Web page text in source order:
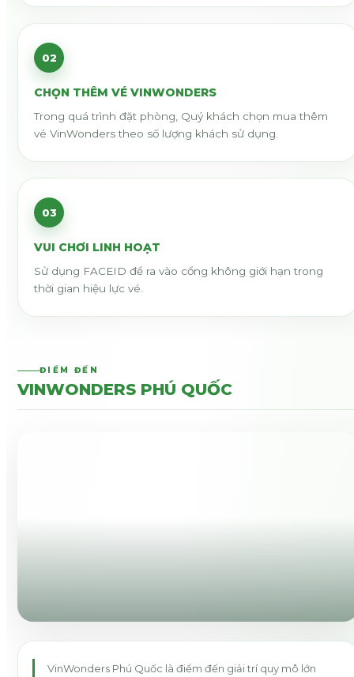
02
CHỌN THÊM VÉ VINWONDERS
Trong quá trình đặt phòng, Quý khách chọn mua thêm
vé VinWonders theo số lượng khách sử dụng.
03
VUI CHƠI LINH HOẠT
Sử dụng FACEID để ra vào cổng không giới hạn trong
thời gian hiệu lực vé.
ĐIỂM ĐẾN
VINWONDERS PHÚ QUỐC
VinWonders Phú Quốc là điểm đến giải trí quy mô lớn